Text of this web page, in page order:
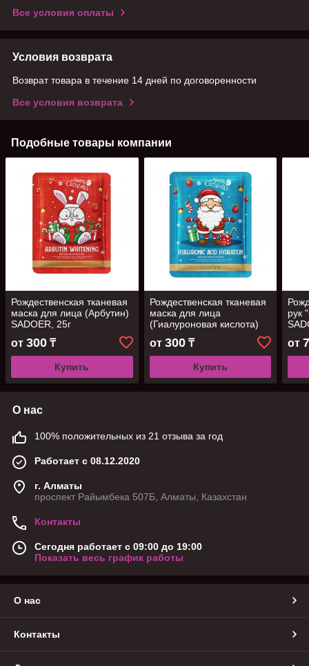
Все условия оплаты
Условия возврата
Возврат товара в течение 14 дней по договоренности
Все условия возврата
Подобные товары компании
Рождественская тканевая
маска для лица (Арбутин)
SADOER, 25г
от 300 ₸
Купить
Рождественская тканевая
маска для лица
(Гиалуроновая кислота)
SADOER, 25г
от 300₸
Купить
рук
от
О нас
100% положительных из 21 отзыва за год
Работает с 08.12.2020
г. Алматы
проспект Райымбека 507Б, Алматы, Казахстан
Контакты
Сегодня работает с 09:00 до 19:00
Показать весь график работы
О нас
Контакты